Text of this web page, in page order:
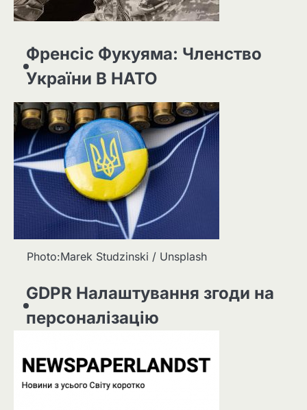
Френсіс Фукуяма: Членство
України В НАТО
Photo:Marek Studzinski / Unsplash
GDPR Налаштування згоди на
персоналізацію